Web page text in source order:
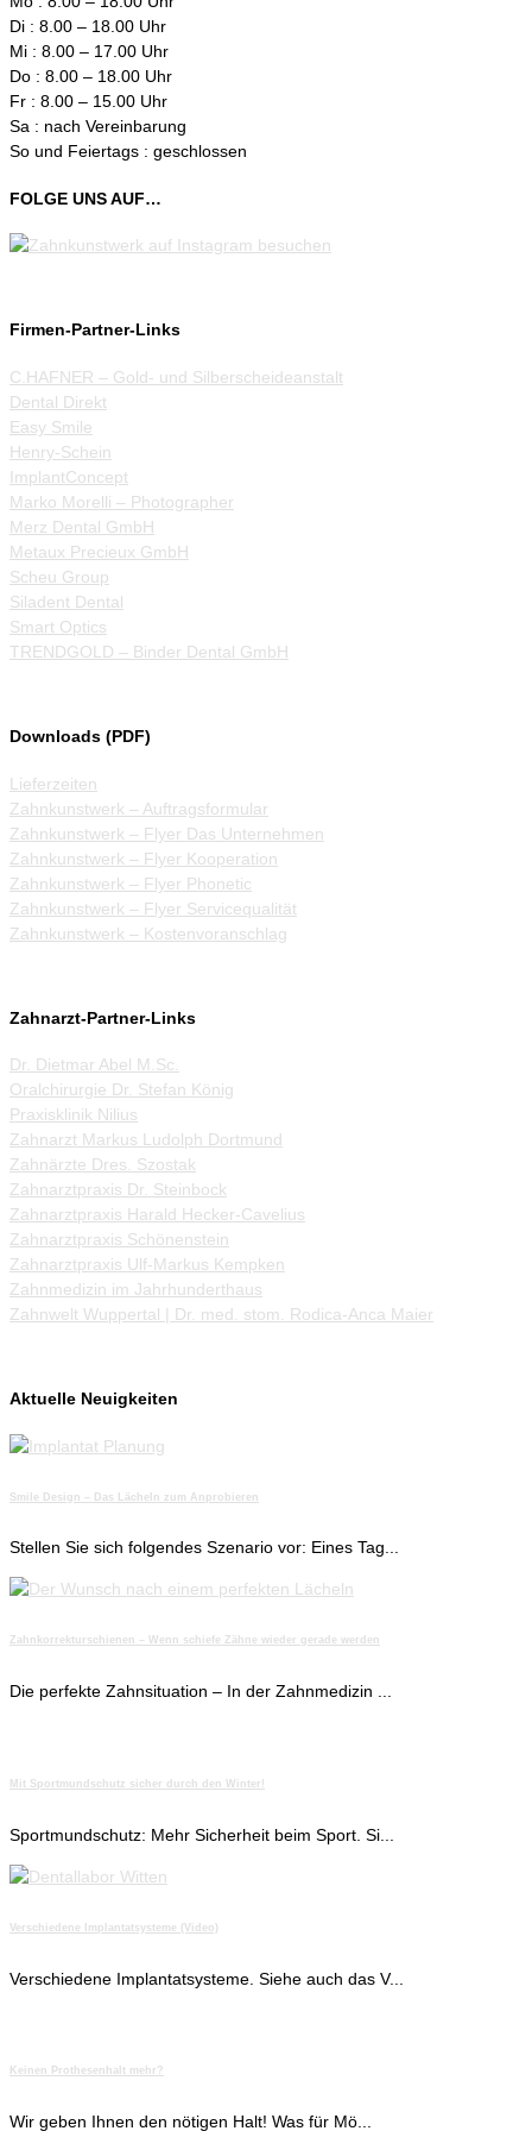
Di : 8.00 – 18.00 Uhr
Mi : 8.00 – 17.00 Uhr
Do : 8.00 – 18.00 Uhr
Fr : 8.00 – 15.00 Uhr
Sa : nach Vereinbarung
So und Feiertags : geschlossen
FOLGE UNS AUF…
Firmen-Partner-Links
C.HAFNER – Gold- und Silberscheideanstalt
Dental Direkt
Easy Smile
Henry-Schein
ImplantConcept
Marko Morelli – Photographer
Merz Dental GmbH
Metaux Precieux GmbH
Scheu Group
Siladent Dental
Smart Optics
TRENDGOLD – Binder Dental GmbH
Downloads (PDF)
Lieferzeiten
Zahnkunstwerk – Auftragsformular
Zahnkunstwerk – Flyer Das Unternehmen
Zahnkunstwerk – Flyer Kooperation
Zahnkunstwerk – Flyer Phonetic
Zahnkunstwerk – Flyer Servicequalität
Zahnkunstwerk – Kostenvoranschlag
Zahnarzt-Partner-Links
Dr. Dietmar Abel M.Sc.
Oralchirurgie Dr. Stefan König
Praxisklinik Nilius
Zahnarzt Markus Ludolph Dortmund
Zahnärzte Dres. Szostak
Zahnarztpraxis Dr. Steinbock
Zahnarztpraxis Harald Hecker-Cavelius
Zahnarztpraxis Schönenstein
Zahnarztpraxis Ulf-Markus Kempken
Zahnmedizin im Jahrhunderthaus
Zahnwelt Wuppertal | Dr. med. stom. Rodica-Anca Maier
Aktuelle Neuigkeiten
Smile Design – Das Lächeln zum Anprobieren
Stellen Sie sich folgendes Szenario vor: Eines Tag...
Zahnkorrekturschienen – Wenn schiefe Zähne wieder gerade werden
Die perfekte Zahnsituation – In der Zahnmedizin ...
Mit Sportmundschutz sicher durch den Winter!
Sportmundschutz: Mehr Sicherheit beim Sport. Si...
Verschiedene Implantatsysteme (Video)
Verschiedene Implantatsysteme. Siehe auch das V...
Keinen Prothesenhalt mehr?
Wir geben Ihnen den nötigen Halt! Was für Mö...